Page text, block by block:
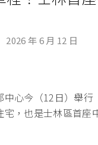
2026 年 6 月 12 日
心今（12日）舉
，也是士林區首